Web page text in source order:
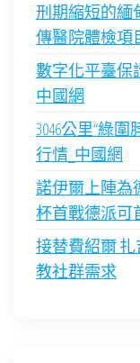
刑期縮短的緬
傳醫院體檢項
數字化平臺保
中國網
3046公里“綠
行情_中國網
諾伊爾上陣為
杯首戰德派可
接替費紹爾
教社群需求